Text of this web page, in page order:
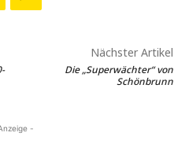
Nächster Artikel
Die „Superwächter“ von
Schönbrunn
-